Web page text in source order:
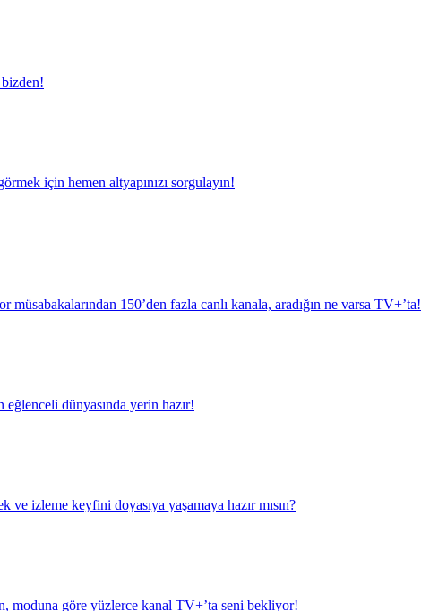
bizden!
için hemen altyapınızı sorgulayın!
150’den fazla canlı kanala, aradığın ne varsa TV+’ta!
dünyasında yerin hazır!
ve izleme keyfini doyasıya yaşamaya hazır mısın?
moduna göre yüzlerce kanal TV+’ta seni bekliyor!